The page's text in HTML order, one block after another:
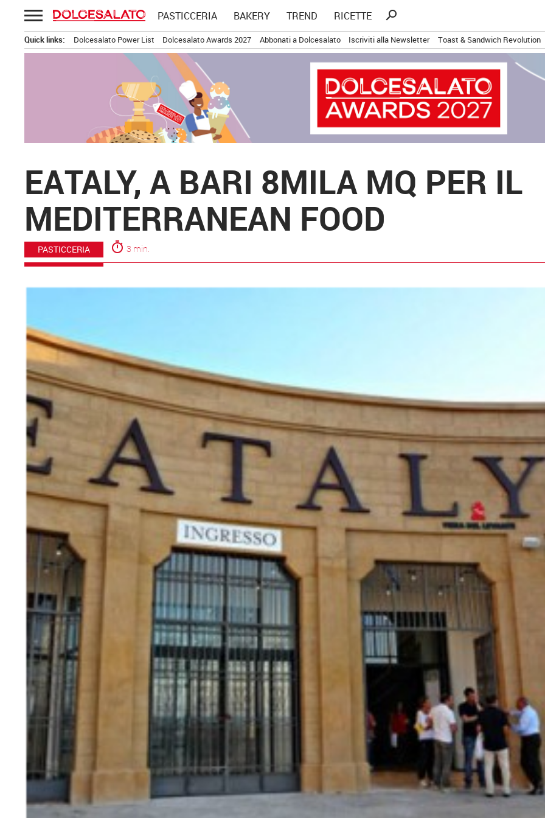
Passa
al
contenuto
PASTICCERIA BAKERY TREND RICETTE
Ricerca
search
Quick links: Dolcesalato Power List Dolcesalato Awards 2027 Abbonati a Dolcesalato Iscriviti alla Newsletter Toast & Sandwich Revolution
EATALY, A BARI 8MILA MQ PER IL
MEDITERRANEAN FOOD
PASTICCERIA timer 3 min.